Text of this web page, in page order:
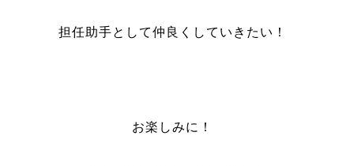
担任助手として仲良くしていきたい！
お楽しみに！